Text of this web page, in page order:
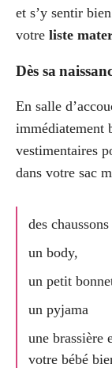
et s’y sentir
votre liste
Dès sa
En salle
immédiatement
vestimentaires
dans votre sac
des
un body,
un petit
un pyjama
une brassière
votre bébé